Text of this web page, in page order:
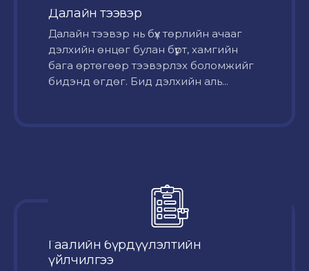
Далайн тээвэр
Далайн тээвэр нь бүх төрлийн ачааг
дэлхийн өнцөг булан бүрт, хамгийн
бага өртөгөөр тээвэрлэх боломжийг
бидэнд өгдөг. Бид дэлхийн аль...
Гаалийн бүрдүүлэлтийн
үйлчилгээ